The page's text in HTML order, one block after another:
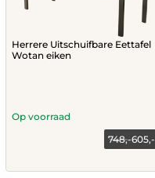
Herrere Uitschuifbare Eettafel
Wotan eiken
748,-605,-
Op voorraad
This